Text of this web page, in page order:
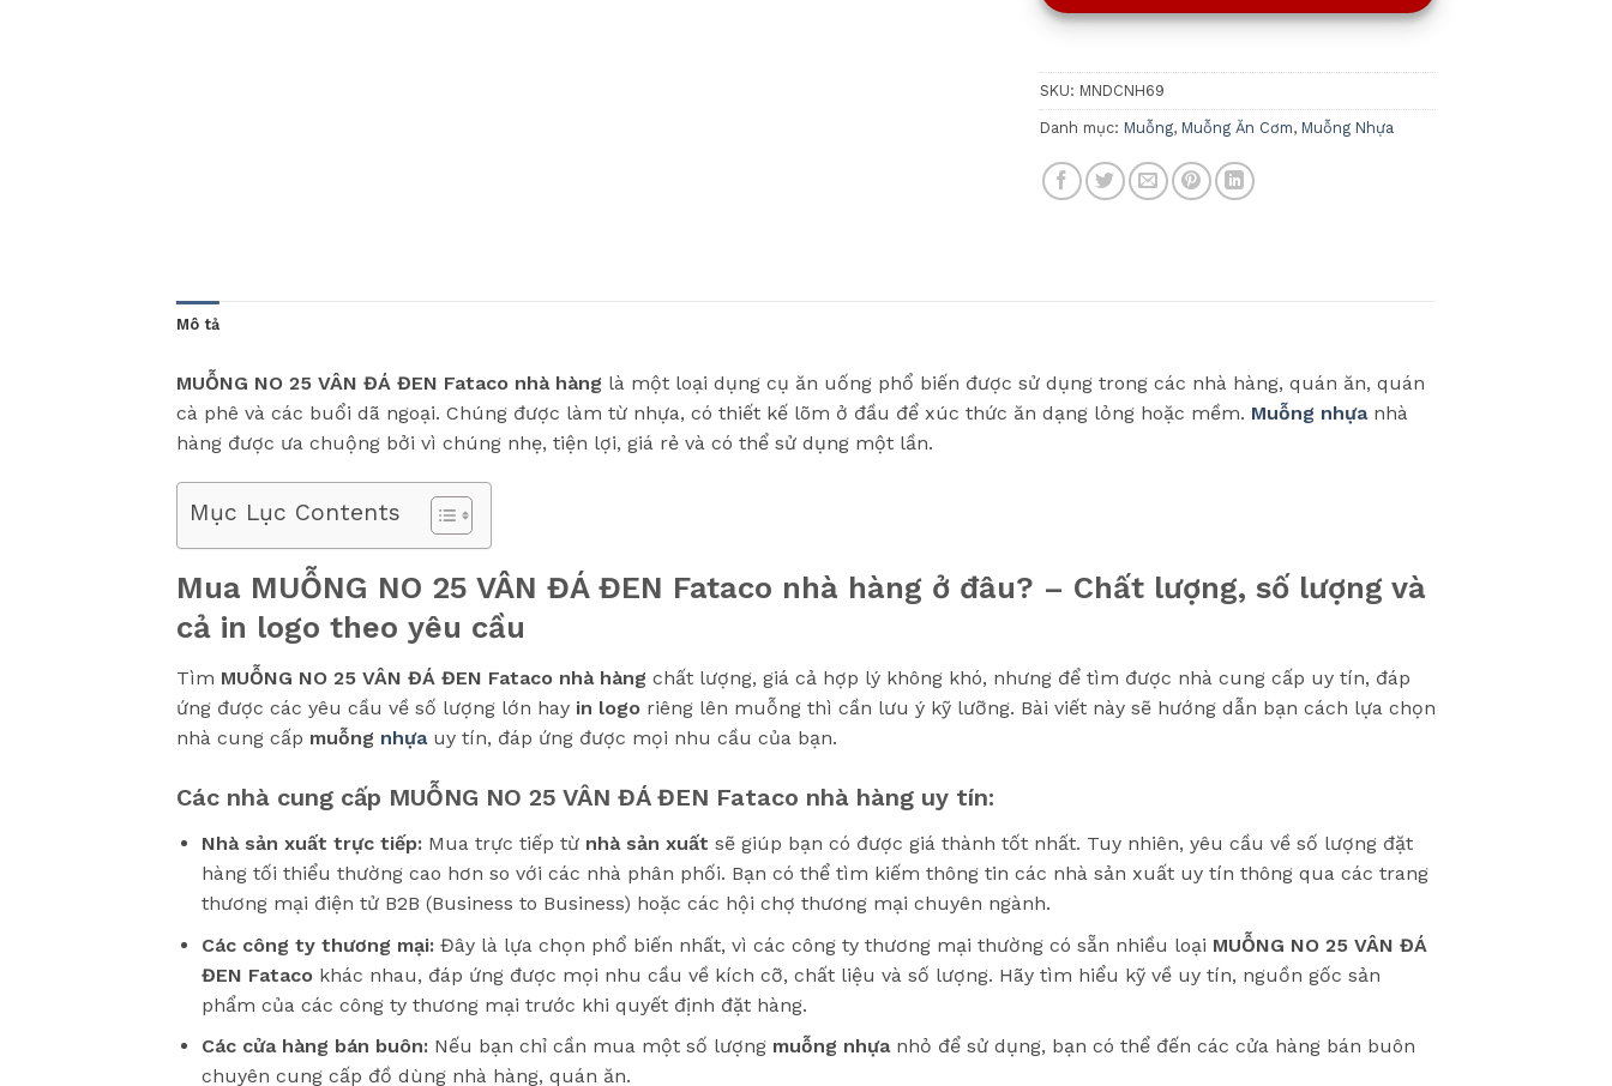
SKU: MNDCNH69
Danh mục: Muỗng, Muỗng Ăn Cơm, Muỗng Nhựa
Mô tả
MUỖNG NO 25 VÂN ĐÁ ĐEN Fataco nhà hàng là một loại dụng cụ ăn uống phổ biến được sử dụng trong các nhà hàng, quán ăn, quán
cà phê và các buổi dã ngoại. Chúng được làm từ nhựa, có thiết kế lõm ở đầu để xúc thức ăn dạng lỏng hoặc mềm. Muỗng nhựa nhà
hàng được ưa chuộng bởi vì chúng nhẹ, tiện lợi, giá rẻ và có thể sử dụng một lần.
Mục Lục Contents
Mua MUỖNG NO 25 VÂN ĐÁ ĐEN Fataco nhà hàng ở đâu? – Chất lượng, số lượng và
cả in logo theo yêu cầu
Tìm MUỖNG NO 25 VÂN ĐÁ ĐEN Fataco nhà hàng chất lượng, giá cả hợp lý không khó, nhưng để tìm được nhà cung cấp uy tín, đáp
ứng được các yêu cầu về số lượng lớn hay in logo riêng lên muỗng thì cần lưu ý kỹ lưỡng. Bài viết này sẽ hướng dẫn bạn cách lựa chọn
nhà cung cấp muỗng nhựauy tín, đáp ứng được mọi nhu cầu của bạn.
Các nhà cung cấp MUỖNG NO 25 VÂN ĐÁ ĐEN Fataco nhà hàng uy tín:
Nhà sản xuất trực tiếp:Mua trực tiếp từ nhà sản xuất sẽ giúp bạn có được giá thành tốt nhất. Tuy nhiên, yêu cầu về số lượng đặt
hàng tối thiểu thường cao hơn so với các nhà phân phối. Bạn có thể tìm kiếm thông tin các nhà sản xuất uy tín thông qua các trang
thương mại điện tử B2B (Business to Business) hoặc các hội chợ thương mại chuyên ngành.
Các công ty thương mại:Đây là lựa chọn phổ biến nhất, vì các công ty thương mại thường có sẵn nhiều loại MUỖNG NO 25 VÂN ĐÁ
ĐEN Fatacokhác nhau, đáp ứng được mọi nhu cầu về kích cỡ, chất liệu và số lượng. Hãy tìm hiểu kỹ về uy tín, nguồn gốc sản
phẩm của các công ty thương mại trước khi quyết định đặt hàng.
Các cửa hàng bán buôn:Nếu bạn chỉ cần mua một số lượng muỗng nhựanhỏ để sử dụng, bạn có thể đến các cửa hàng bán buôn
chuyên cung cấp đồ dùng nhà hàng, quán ăn.